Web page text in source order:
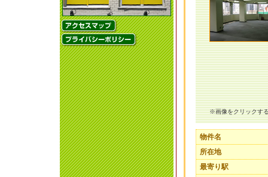
※画像をクリックす
物件名
所在地
最寄り駅